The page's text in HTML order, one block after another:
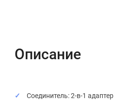
Описание
Соединитель: 2-в-1 адаптер